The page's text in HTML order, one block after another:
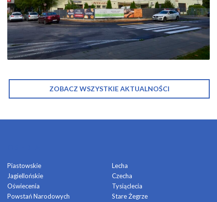
ZOBACZ WSZYSTKIE AKTUALNOŚCI
Piastowskie
Jagiellońskie
Oświecenia
Powstań Narodowych
Lecha
Czecha
Tysiąclecia
Stare Żegrze